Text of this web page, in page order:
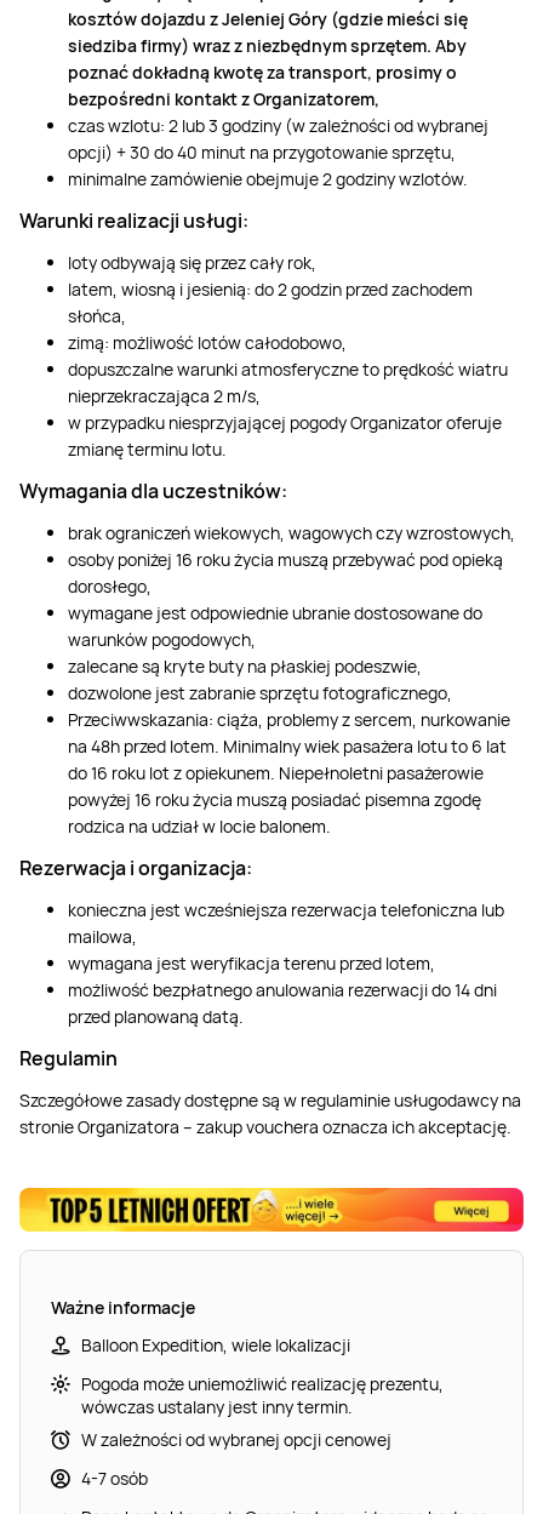
kosztów dojazdu z Jeleniej Góry (gdzie mieści się
siedziba firmy) wraz z niezbędnym sprzętem. Aby
poznać dokładną kwotę za transport, prosimy o
bezpośredni kontakt z Organizatorem,
czas wzlotu: 2 lub 3 godziny (w zależności od wybranej
opcji) + 30 do 40 minut na przygotowanie sprzętu,
minimalne zamówienie obejmuje 2 godziny wzlotów.
Warunki realizacji usługi:
loty odbywają się przez cały rok,
latem, wiosną i jesienią: do 2 godzin przed zachodem
słońca,
zimą: możliwość lotów całodobowo,
dopuszczalne warunki atmosferyczne to prędkość wiatru
nieprzekraczająca 2 m/s,
w przypadku niesprzyjającej pogody Organizator oferuje
zmianę terminu lotu.
Wymagania dla uczestników:
brak ograniczeń wiekowych, wagowych czy wzrostowych,
osoby poniżej 16 roku życia muszą przebywać pod opieką
dorosłego,
wymagane jest odpowiednie ubranie dostosowane do
warunków pogodowych,
zalecane są kryte buty na płaskiej podeszwie,
dozwolone jest zabranie sprzętu fotograficznego,
Przeciwwskazania: ciąża, problemy z sercem, nurkowanie
na 48h przed lotem. Minimalny wiek pasażera lotu to 6 lat
do 16 roku lot z opiekunem. Niepełnoletni pasażerowie
powyżej 16 roku życia muszą posiadać pisemna zgodę
rodzica na udział w locie balonem.
Rezerwacja i organizacja:
konieczna jest wcześniejsza rezerwacja telefoniczna lub
mailowa,
wymagana jest weryfikacja terenu przed lotem,
możliwość bezpłatnego anulowania rezerwacji do 14 dni
przed planowaną datą.
Regulamin
Szczegółowe zasady dostępne są w regulaminie usługodawcy na
stronie Organizatora – zakup vouchera oznacza ich akceptację.
Ważne informacje
Balloon Expedition, wiele lokalizacji
Pogoda może uniemożliwić realizację prezentu,
wówczas ustalany jest inny termin.
W zależności od wybranej opcji cenowej
4-7 osób